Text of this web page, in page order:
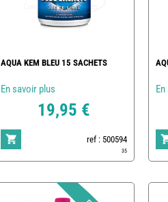
AQUA KEM BLEU 15 SACHETS
En savoir plus
19,95 €
ref : 500594
35